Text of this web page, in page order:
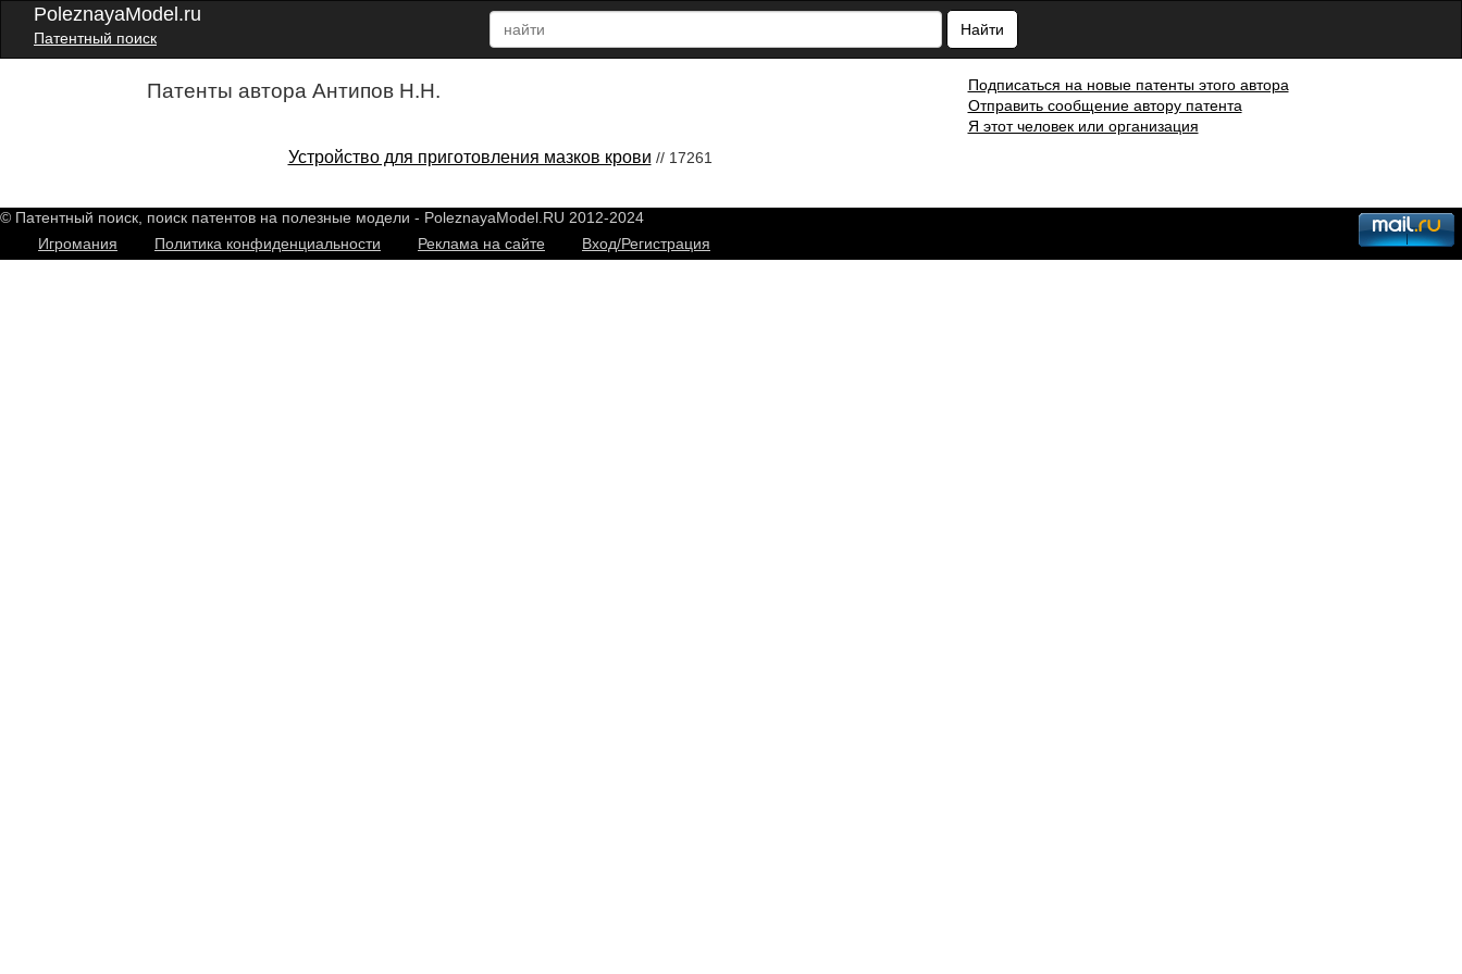
PoleznayaModel.ru
Патентный поиск
Найти
Патенты автора Антипов Н.Н.
Устройство для приготовления мазков крови // 17261
Подписаться на новые патенты этого автора
Отправить сообщение автору патента
Я этот человек или организация
© Патентный поиск, поиск патентов на полезные модели - PoleznayaModel.RU 2012-2024
Игромания
Политика конфиденциальности Реклама на сайте Вход/Регистрация